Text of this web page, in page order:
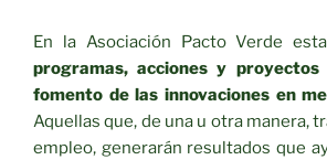
En la Asociación Pacto Verde
programas, acciones y
fomento de las innovaciones en
Aquellas que, de una u otra manera,
empleo, generarán resultados que